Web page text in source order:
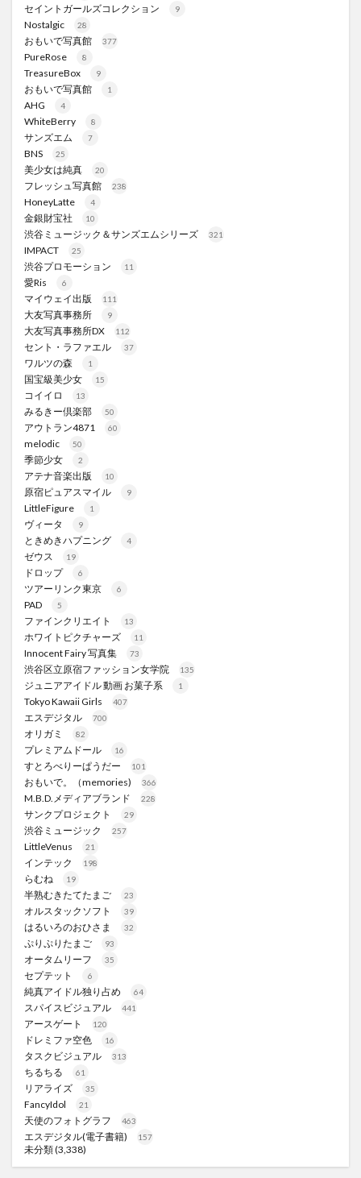
セイントガールズコレクション 9
Nostalgic 28
おもいで写真館 377
PureRose 8
TreasureBox 9
おもいで写真館 1
AHG 4
WhiteBerry 8
サンズエム 7
BNS 25
美少女は純真 20
フレッシュ写真館 238
HoneyLatte 4
金銀財宝社 10
渋谷ミュージック＆サンズエムシリーズ 321
IMPACT 25
渋谷プロモーション 11
愛Ris 6
マイウェイ出版 111
大友写真事務所 9
大友写真事務所DX 112
セント・ラファエル 37
ワルツの森 1
国宝級美少女 15
コイイロ 13
みるきー倶楽部 50
アウトラン4871 60
melodic 50
季節少女 2
アテナ音楽出版 10
原宿ピュアスマイル 9
LittleFigure 1
ヴィータ 9
ときめきハプニング 4
ゼウス 19
ドロップ 6
ツアーリンク東京 6
PAD 5
ファインクリエイト 13
ホワイトピクチャーズ 11
Innocent Fairy 写真集 73
渋谷区立原宿ファッション女学院 135
ジュニアアイドル 動画 お菓子系 1
Tokyo Kawaii Girls 407
エスデジタル 700
オリガミ 82
プレミアムドール 16
すとろべりーぱうだー 101
おもいで。（memories) 366
M.B.D.メディアブランド 228
サンクプロジェクト 29
渋谷ミュージック 257
LittleVenus 21
インテック 198
らむね 19
半熟むきたてたまご 23
オルスタックソフト 39
はるいろのおひさま 32
ぷりぷりたまご 93
オータムリーフ 35
セプテット 6
純真アイドル独り占め 64
スパイスビジュアル 441
アースゲート 120
ドレミファ空色 16
タスクビジュアル 313
ちるちる 61
リアライズ 35
FancyIdol 21
天使のフォトグラフ 463
エスデジタル(電子書籍) 157
未分類(3,338)